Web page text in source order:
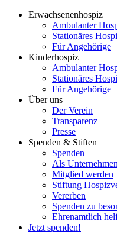
Erwachsenenhospiz
Ambulanter
Stationäres
Für Angehörige
Kinderhospiz
Ambulanter
Stationäres
Für Angehörige
Über uns
Der Verein
Transparenz
Presse
Spenden & Stiften
Spenden
Als
Mitglied werden
Stiftung
Vererben
Spenden zu
Ehrenamtlich
Jetzt spenden!